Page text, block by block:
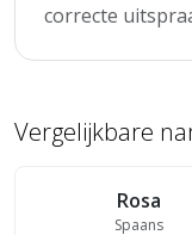
correcte
Vergelijkbare
Rosa
Spaans